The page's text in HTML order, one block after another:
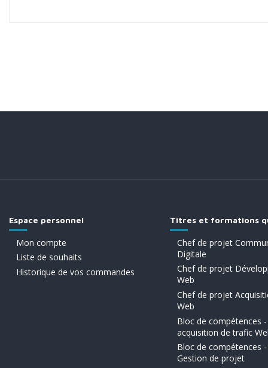
Espace personnel
Mon compte
Liste de souhaits
Historique de vos commandes
Titres et formations
Chef de projet
Digitale
Chef de projet
Web
Chef de projet
Web
Bloc de compétences
acquisition de trafic
Bloc de compétences
Gestion de projet